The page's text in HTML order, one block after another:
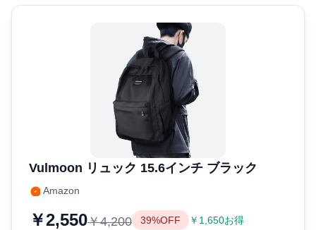
Vulmoon リュック 15.6インチ ブラック
Amazon
￥2,550￥4,200 39%OFF ￥1,650お得